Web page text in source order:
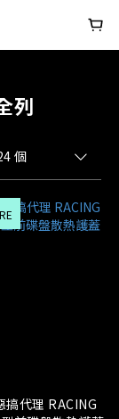
列
個
搞代理 RACING